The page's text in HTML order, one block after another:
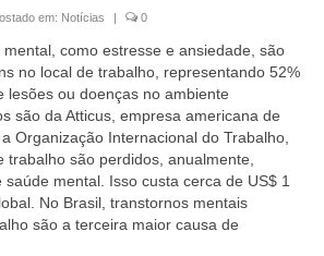
em: Notícias | 0
como estresse e ansiedade, são
no local de trabalho, representando 52%
lesões ou doenças no ambiente
são da Atticus, empresa americana de
Organização Internacional do Trabalho,
trabalho são perdidos, anualmente,
mental. Isso custa cerca de US$ 1
No Brasil, transtornos mentais
são a terceira maior causa de